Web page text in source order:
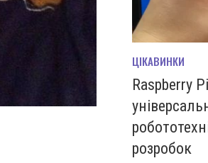
ЦІКАВИНКИ
Raspberry
розробок